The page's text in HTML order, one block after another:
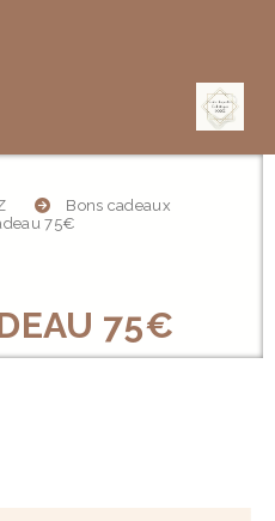
Bons cadeaux
75€
75€